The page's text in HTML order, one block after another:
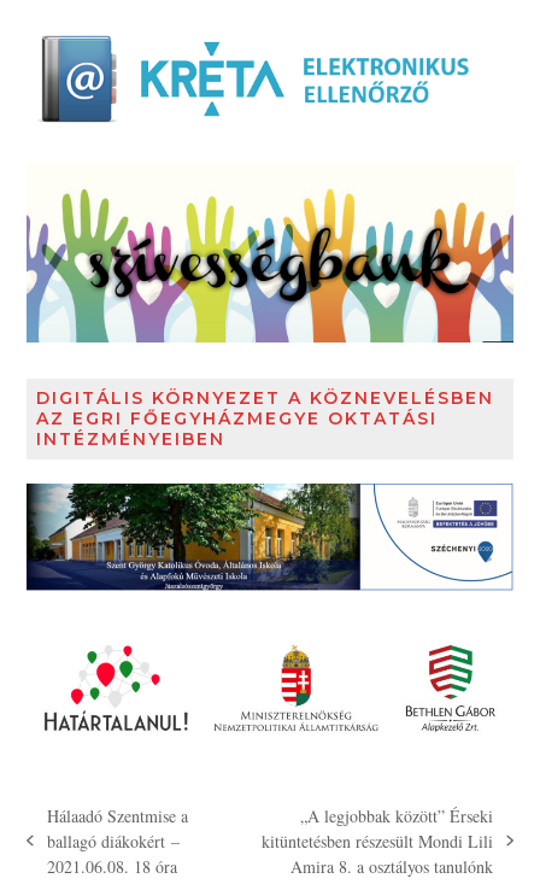
DIGITÁLIS KÖRNYEZET A KÖZNEVELÉSBEN
AZ EGRI FŐEGYHÁZMEGYE OKTATÁSI
INTÉZMÉNYEIBEN
previous
post:
Hálaadó Szentmise a
ballagó diákokért –
2021.06.08. 18 óra
next
„A legjobbak között” Érseki
kitüntetésben részesült Mondi Lili
Amira 8. a osztályos tanulónk